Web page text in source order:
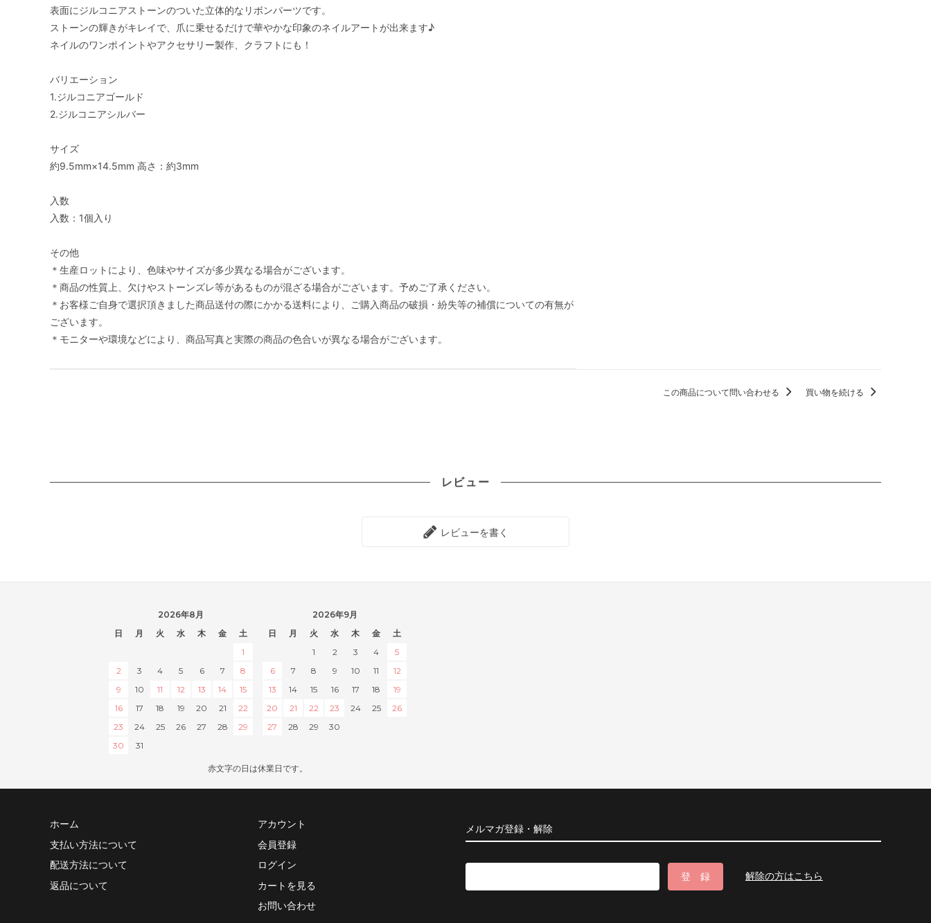
表面にジルコニアストーンのついた立体的なリボンパーツです。
ストーンの輝きがキレイで、爪に乗せるだけで華やかな印象のネイルアートが出来ます♪
ネイルのワンポイントやアクセサリー製作、クラフトにも！
バリエーション
1.ジルコニアゴールド
2.ジルコニアシルバー
サイズ
約9.5mm×14.5mm 高さ：約3mm
入数
入数：1個入り
その他
＊生産ロットにより、色味やサイズが多少異なる場合がございます。
＊商品の性質上、欠けやストーンズレ等があるものが混ざる場合がございます。予めご了承ください。
＊お客様ご自身で選択頂きました商品送付の際にかかる送料により、ご購入商品の破損・紛失等の補償についての有無が
ございます。
＊モニターや環境などにより、商品写真と実際の商品の色合いが異なる場合がございます。
この商品について問い合わせる 買い物を続ける
レビュー
レビューを書く
2026年8月
日
月 火 水 木 金
土
1
2
3 4 5 6 7
8
9
10 11 12 13 14
15
16
17 18 19 20 21
22
23
24 25 26 27 28
29
30
31
2026年9月
日
月 火 水 木 金
土
1
2 3 4
5
6
7 8 9 10 11
12
13
14 15 16 17 18
19
20
21 22 23 24 25
26
27
28 29 30
赤文字の日は休業日です。
メルマガ登録・解除
解除の方はこちら
ホーム
支払い方法について
配送方法について
返品について
アカウント
会員登録
ログイン
カートを見る
お問い合わせ